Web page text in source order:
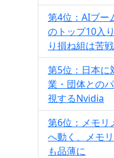
第4位：AIブー
のトップ10入
り損ね組は苦戦
第5位：日本に
業・団体との
視するNvidia
第6位：メモリ
へ動く、メモ
も品薄に